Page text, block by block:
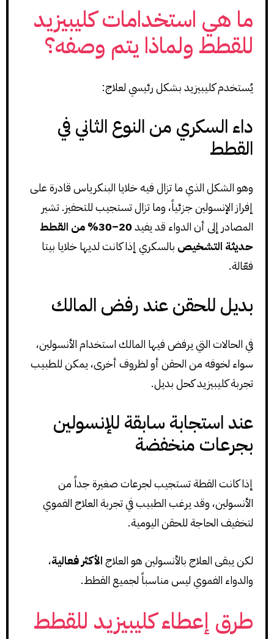
ما هي استخدامات كليبيزيد
للقطط ولماذا يتم وصفه؟
يُستخدم كليبيزيد بشكل رئيسي لعلاج:
داء السكري من النوع الثاني في
القطط
وهو الشكل الذي ما تزال فيه خلايا البنكرياس قادرة على
إفراز الإنسولين جزئياً، وما تزال تستجيب للتحفيز. تشير
المصادر إلى أن الدواء قد يفيد
20–30% من القطط
حديثة التشخيص بالسكري إذا كانت لديها خلايا بيتا
فعّالة.
بديل للحقن عند رفض المالك
في الحالات التي يرفض فيها المالك استخدام الأنسولين،
سواء لخوفه من الحقن أو لظروف أخرى، يمكن للطبيب
تجربة كليبيزيد كحل بديل.
عند استجابة سابقة للإنسولين
بجرعات منخفضة
إذا كانت القطة تستجيب لجرعات صغيرة جداً من
الأنسولين، وقد يرغب الطبيب في تجربة العلاج الفموي
لتخفيف الحاجة للحقن اليومية.
لكن يبقى العلاج بالأنسولين هو العلاجالأكثر فعالية،
والدواء الفموي ليس مناسباً لجميع القطط.
طرق إعطاء كليبيزيد للقطط